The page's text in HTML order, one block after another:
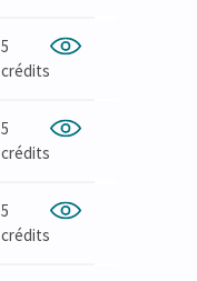
5
crédits
5
crédits
5
crédits